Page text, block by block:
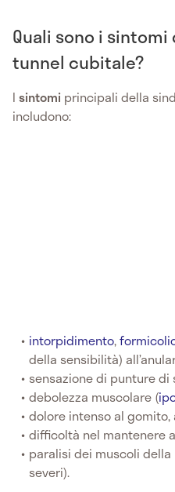
Quali sono i
tunnel cubitale?
I sintomi principali della
includono:
intorpidimento,
della sensibilità)
sensazione di punture di
debolezza muscolare (
dolore intenso al gomito,
difficoltà nel mantenere
paralisi dei muscoli
severi).